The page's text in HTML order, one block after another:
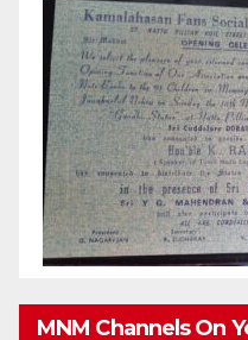
MNM Channels On